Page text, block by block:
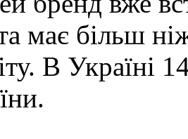
має більш
В Україні